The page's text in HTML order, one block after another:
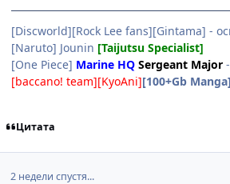
[Discworld][Rock Lee fans][Gintama] -
[Naruto] Jounin [Taijutsu Specialist]
[One Piece] Marine HQ Sergeant Major -
[baccano! team][KyoAni][100+Gb Manga]
Цитата
2 недели спустя...